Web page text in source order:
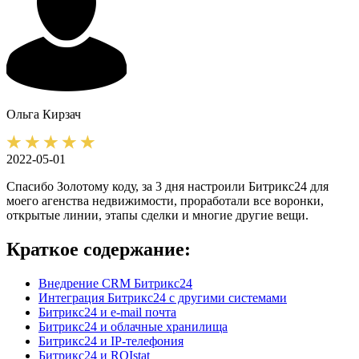
Ольга Кирзач
2022-05-01
Спасибо Золотому коду, за 3 дня настроили Битрикс24 для
моего агенства недвижимости, проработали все воронки,
открытые линии, этапы сделки и многие другие вещи.
Краткое содержание:
Внедрение CRM Битрикс24
Интеграция Битрикс24 с другими системами
Битрикс24 и e-mail почта
Битрикс24 и облачные хранилища
Битрикс24 и IP-телефония
Битрикс24 и ROIstat